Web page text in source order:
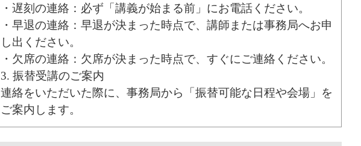
・遅刻の連絡：必ず「講義が始まる前」にお電話ください。
・早退の連絡：早退が決まった時点で、講師または事務局へお申
し出ください。
・欠席の連絡：欠席が決まった時点で、すぐにご連絡ください。
3. 振替受講のご案内
連絡をいただいた際に、事務局から「振替可能な日程や会場」を
ご案内します。